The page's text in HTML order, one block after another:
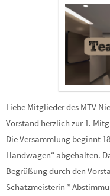
Liebe Mitglieder des MTV
Vorstand herzlich zur 1.
Die Versammlung beginnt
Handwagen“ abgehalten.
Begrüßung durch den
Schatzmeisterin *